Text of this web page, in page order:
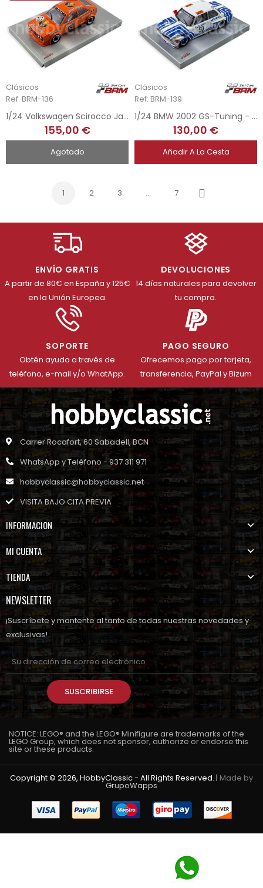
Clásicos
Ref: BRM-136
1/24 Volkswagen Scirocco Jagermeister - Zandvoort Trophy 1977
155,00 €
Agotado
Clásicos
Ref: BRM-139
1/24 BMW 2002 GS-Tuning - 1st Gr.2 DRM Hockenheim 1974
130,00 €
Añadir A La Cesta
1 2 3 … 7
Siguiente
ENVÍO GRATIS
A partir de 80€ en España y 125€
en la Unión Europea.
DEVOLUCIONES
14 días naturales para devolver
tu compra.
SOPORTE
Obtén ayuda a través de
teléfono, e-mail y/o WhatApp.
PAGO SEGURO
Ofrecemos pago por tarjeta,
transferencia, PayPal y Bizum
Carrer Rocafort, 60 Sabadell, BCN
WhatsApp y Teléfono - 937 311 971
hobbyclassic@hobbyclassic.net
VISITA BAJO CITA PREVIA
INFORMACION
MI CUENTA
TIENDA
NEWSLETTER
¡Suscríbete y mantente al tanto de todas nuestras novedades y
exclusivas!
SUSCRIBIRSE
NOTICE: LEGO® and the LEGO® Minifigure are trademarks of the
LEGO Group, which does not sponsor, authorize or endorse this
site or these products.
Copyright © 2026, HobbyClassic - All Rights Reserved. | Made by
GrupoWapps